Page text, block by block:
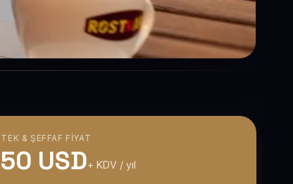
TEK & ŞEFFAF FIYAT
50 USD+ KDV / yıl